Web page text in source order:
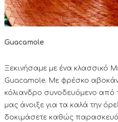
Guacamole
Ξεκινήσαμε με ένα κλασσικό
Guacamole. Με φρέσκο
κόλιανδρο συνοδευόμενο
μας άνοιξε για τα καλά την
δοκιμάσετε καθώς